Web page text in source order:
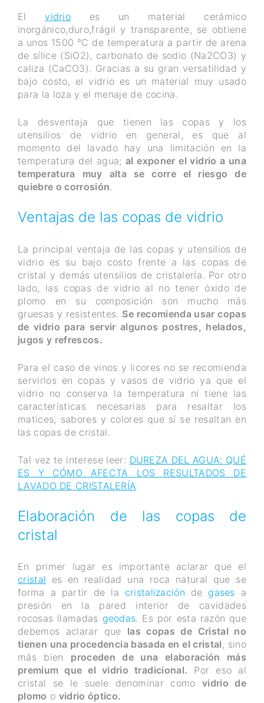
Elvidrio es un material cerámico
inorgánico,duro,frágil y transparente, se obtiene
a unos 1500 °C de temperatura a partir de arena
de sílice (SiO2), carbonato de sodio (Na2CO3) y
caliza (CaCO3). Gracias a su gran versatilidad y
bajo costo, el vidrio es un material muy usado
para la loza y el menaje de cocina.
La desventaja que tienen las copas y los
utensilios de vidrio en general, es que al
momento del lavado hay una limitación en la
temperatura del agua;al exponer el vidrio a una
temperatura muy alta se corre el riesgo de
quiebre o corrosión.
Ventajas de las copas de vidrio
La principal ventaja de las copas y utensilios de
vidrio es su bajo costo frente a las copas de
cristal y demás utensilios de cristalería. Por otro
lado, las copas de vidrio al no tener óxido de
plomo en su composición son mucho más
gruesas y resistentes. Se recomienda usar copas
de vidrio para servir algunos postres, helados,
jugos y refrescos.
Para el caso de vinos y licores no se recomienda
servirlos en copas y vasos de vidrio ya que el
vidrio no conserva la temperatura ni tiene las
características necesarias para resaltar los
matices, sabores y colores que sí se resaltan en
las copas de cristal.
Tal vez te interese leer: DUREZA DEL AGUA: QUÉ
ES Y CÓMO AFECTA LOS RESULTADOS DE
LAVADO DE CRISTALERÍA
Elaboración de las copas de
cristal
En primer lugar es importante aclarar que el
cristal es en realidad una roca natural que se
forma a partir de la cristalización de gases a
presión en la pared interior de cavidades
rocosas llamadas geodas. Es por esta razón que
debemos aclarar que las copas de Cristal no
tienen una procedencia basada en el cristal, sino
más bien proceden de una elaboración más
premium que el vidrio tradicional. Por eso al
cristal se le suele denominar como vidrio de
plomo o vidrio óptico.